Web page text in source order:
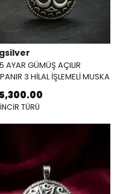
AYAR GÜMÜŞ AÇILIR
3 HİLAL İŞLEMELİ MUSKA
TÜRÜ